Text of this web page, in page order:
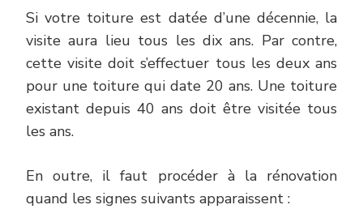
Si votre toiture est datée d’une décennie, la
visite aura lieu tous les dix ans. Par contre,
cette visite doit s’effectuer tous les deux ans
pour une toiture qui date 20 ans. Une toiture
existant depuis 40 ans doit être visitée tous
les ans.
En outre, il faut procéder à la rénovation
quand les signes suivants apparaissent :